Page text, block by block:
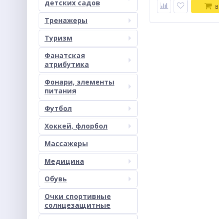
детских садов
Тренажеры
Туризм
Фанатская
атрибутика
Фонари, элементы
питания
Футбол
Хоккей, флорбол
Массажеры
Медицина
Обувь
Очки спортивные
солнцезащитные